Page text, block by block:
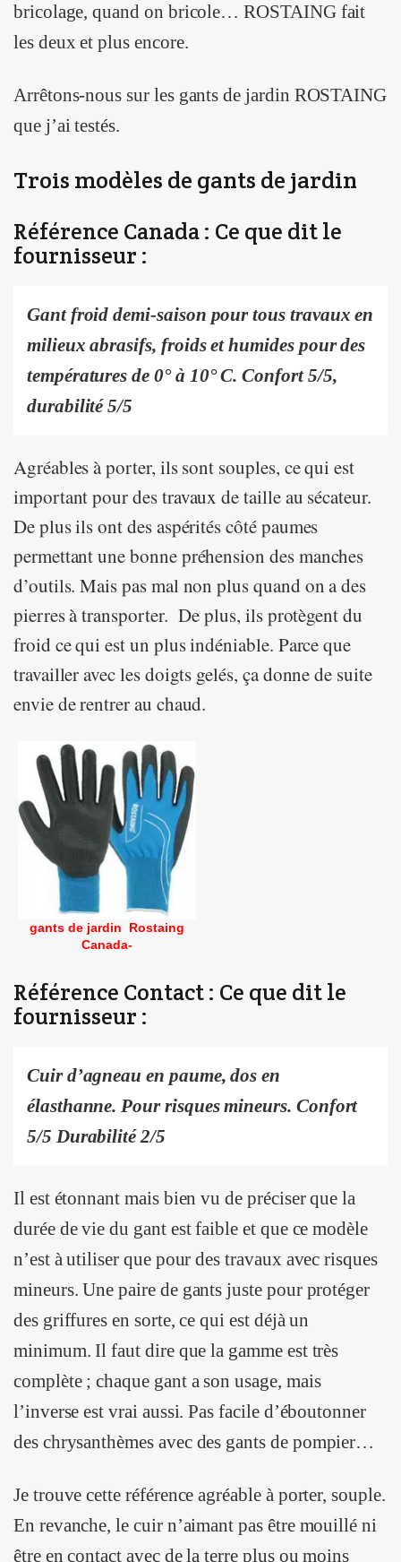
bricolage, quand on bricole… ROSTAING fait
les deux et plus encore.
Arrêtons-nous sur les gants de jardin ROSTAING
que j’ai testés.
Trois modèles de gants de jardin
Référence Canada : Ce que dit le
fournisseur :
Gant froid demi-saison pour tous travaux en
milieux abrasifs, froids et humides pour des
températures de 0° à 10° C. Confort 5/5,
durabilité 5/5
Agréables à porter, ils sont souples, ce qui est
important pour des travaux de taille au sécateur.
De plus ils ont des aspérités côté paumes
permettant une bonne préhension des manches
d’outils. Mais pas mal non plus quand on a des
pierres à transporter. De plus, ils protègent du
froid ce qui est un plus indéniable. Parce que
travailler avec les doigts gelés, ça donne de suite
envie de rentrer au chaud.
gants de jardin Rostaing
Canada-
Référence Contact : Ce que dit le
fournisseur :
Cuir d’agneau en paume, dos en
élasthanne. Pour risques mineurs. Confort
5/5 Durabilité 2/5
Il est étonnant mais bien vu de préciser que la
durée de vie du gant est faible et que ce modèle
n’est à utiliser que pour des travaux avec risques
mineurs. Une paire de gants juste pour protéger
des griffures en sorte, ce qui est déjà un
minimum. Il faut dire que la gamme est très
complète ; chaque gant a son usage, mais
l’inverse est vrai aussi. Pas facile d’éboutonner
des chrysanthèmes avec des gants de pompier…
Je trouve cette référence agréable à porter, souple.
En revanche, le cuir n’aimant pas être mouillé ni
être en contact avec de la terre plus ou moins